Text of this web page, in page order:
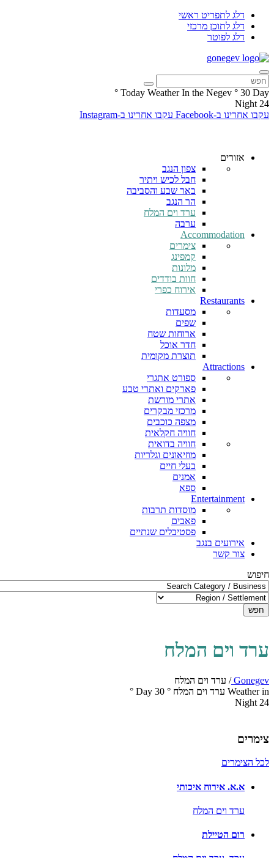
דלג לתפריט ראשי
דלג לתוכן מרכזי
דלג לפוטר
Today Weather In the Negev ° 30 Day
°
24
Night
עקבו אחרינו ב-Facebook
עקבו אחרינו ב-Instagram
אזורים
צפון הנגב
חבל לכיש ויתיר
באר שבע והסביבה
הר הנגב
ערד וים המלח
ערבה
Accommodation
צימרים
קמפינג
מלונות
חוות בודדים
אירוח כפרי
Restaurants
מסעדות
שפים
ארוחות שטח
חדר אוכל
תוצרת מקומית
Attractions
ספורט אתגרי
פארקים ואתרי טבע
אתרי מורשת
מרכזי מבקרים
מצפה כוכבים
חוויה חקלאית
חוויה בדואית
מוזיאונים וגלריות
בעלי חיים
אמנים
ספא
Entertainment
מוסדות תרבות
פאבים
פסטיבלים שנתיים
אירועים בנגב
צור קשר
חיפוש
חפש
ערד וים המלח
Gonegev
/ ערד וים המלח
Weather in ערד וים המלח
°
30
Day
°
24
Night
צימרים
לכל הצימרים
א.א. אירוח איכותי
ערד וים המלח
רום הטיילת